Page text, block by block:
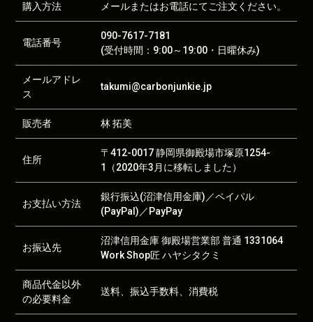
購入方法 メールまたはお電話にてご注文ください。
電話番号
090-7617-7181
(受付時間：9:00～19:00・日曜休み)
メールアドレ
ス
takumi@carbonjunkie.jp
販売者 林 拓美
住所
〒412-0017 静岡県御殿場市塚原1254-
1（2020年3月に移転しました）
お支払い方法
銀行振込(沼津信用金庫)／ペイパル
(PayPal)／PayPay
お振込先
沼津信用金庫 御殿場営業部 普通 1331064
Work Shop匠 ハヤシタクミ
商品代金以外
の必要料金
送料、振込手数料、消費税